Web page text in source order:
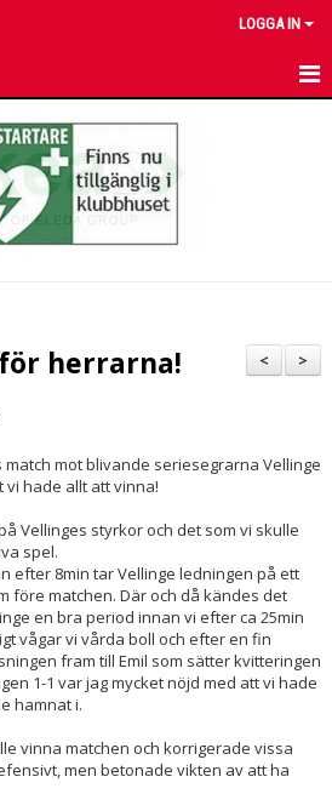
LOGGA IN
>
<
herrarna!
mot blivande seriesegrarna Vellinge
vi hade allt att vinna!
Vellinges styrkor och det som vi skulle
spel.
efter 8min tar Vellinge ledningen på ett
före matchen. Där och då kändes det
en bra period innan vi efter ca 25min
vågar vi vårda boll och efter en fin
fram till Emil som sätter kvitteringen
1-1 var jag mycket nöjd med att vi hade
hamnat i.
vinna matchen och korrigerade vissa
men betonade vikten av att ha